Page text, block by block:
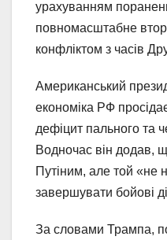
урахуванням
повномасштабне
конфліктом з часів
Американський
економіка РФ
дефіцит пального та
Водночас він додав,
Путіним, але той «не
завершувати бойові
За словами Трампа,